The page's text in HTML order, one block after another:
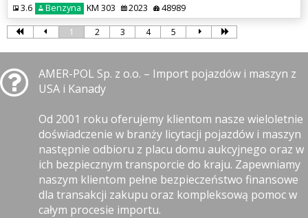
3.6 Benzyna KM 303 2023 48989
1 2 3 4 5
AMER-POL Sp. z o.o. – Import pojazdów i maszyn z
USA i Kanady
Od 2001 roku oferujemy klientom nasze wieloletnie
doświadczenie w branży licytacji pojazdów i maszyn
następnie odbioru z placu domu aukcyjnego oraz w
ich bezpiecznym transporcie do kraju. Zapewniamy
naszym klientom pełne bezpieczeństwo finansowe
dla transakcji zakupu oraz kompleksową pomoc w
całym procesie importu.